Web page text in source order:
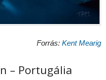
Forrás: Kent Mearig
– Portugália